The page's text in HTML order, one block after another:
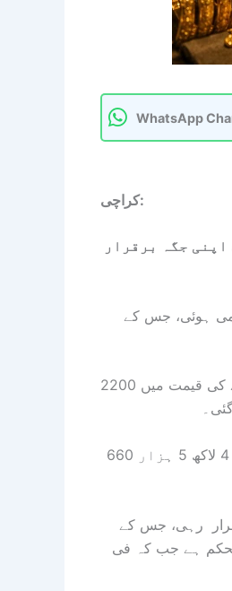
WhatsApp
کراچی:
جگہ برقرار
کے روز فی اونس سونے کی قیمت میں 22 ڈالر کی کمی ہوئی، جس کے
عالمی مارکیٹ کے زیر اثر مقامی صرافہ بازاروں میں بھی 24 قیراط کے حامل فی تولہ سونے کی قیمت میں 2200
اسی طرح ملک میں فی 10 گرام سونے کی قیمت میں 1886 روپے کی کمی کے بعد نئی قیمت 4 لاکھ 5 ہزار 660
میں چاندی 75 ڈالر 50 سینٹس پر برقرار رہی، جس کے
بغیر کسی رد و بدل کے 8 ہزار 34 روپے پر مستحکم ہے جب کہ فی